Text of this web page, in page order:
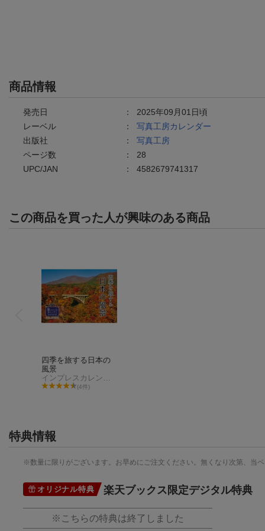
商品情報
発売日 ： 2025年09月01日頃
レーベル
： 写真工房カレンダー
出版社
： 写真工房
ページ数
： 28
UPC/JAN
： 4582679741317
この商品を買った人が興味のある商品
四季を旅する日本の
風景
(4件)
四季を旅する日本の
風景
特典情報
※数量に限りがございます。お早めにご注文ください。無くなり次第、当
オリジナル特典 楽天ブックス限定デジタル特典
※こちらの特典は終了しました